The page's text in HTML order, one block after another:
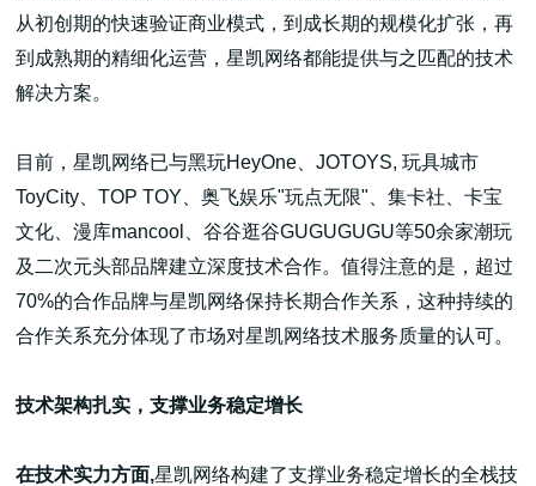
从初创期的快速验证商业模式，到成长期的规模化扩张，再
到成熟期的精细化运营，星凯网络都能提供与之匹配的技术
解决方案。
目前，星凯网络已与黑玩HeyOne、JOTOYS, 玩具城市
ToyCity、TOP TOY、奥飞娱乐"玩点无限"、集卡社、卡宝
文化、漫库mancool、谷谷逛谷GUGUGUGU等50余家潮玩
及二次元头部品牌建立深度技术合作。值得注意的是，超过
70%的合作品牌与星凯网络保持长期合作关系，这种持续的
合作关系充分体现了市场对星凯网络技术服务质量的认可。
技术架构扎实，支撑业务稳定增长
在技术实力方面,星凯网络构建了支撑业务稳定增长的全栈技